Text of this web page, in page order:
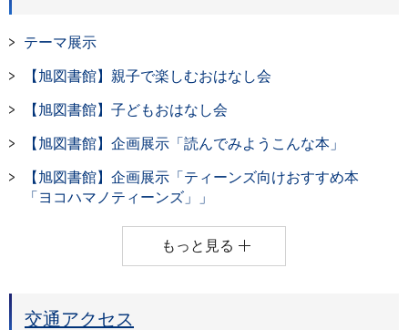
テーマ展示
【旭図書館】親子で楽しむおはなし会
【旭図書館】子どもおはなし会
【旭図書館】企画展示「読んでみようこんな本」
【旭図書館】企画展示「ティーンズ向けおすすめ本
「ヨコハマノティーンズ」」
もっと見る
交通アクセス